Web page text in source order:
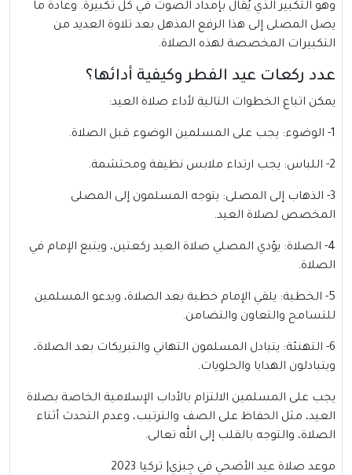
وهو التكبير الذي يُقال بإمداد الصوت في كل تكبيرة. وعادة ما
يصل المصلى إلى هذا الرفع المذهل بعد تلاوة العديد من
التكبيرات المخصصة لهذه الصلاة.
عدد ركعات عيد الفطر وكيفية أدائها؟
يمكن اتباع الخطوات التالية لأداء صلاة العيد:
1- الوضوء: يجب على المسلمين الوضوء قبل الصلاة.
2- اللباس: يجب ارتداء ملابس نظيفة ومحتشمة.
3- الذهاب إلى المصلى: يتوجه المسلمون إلى المصلى
المخصص لصلاة العيد.
4- الصلاة: يؤدي المصلي صلاة العيد ركعتين، ويتبع الإمام في
الصلاة.
5- الخطبة: يلقي الإمام خطبة بعد الصلاة، ويدعو المسلمين
للتسامح والتعاون والتضامن.
6- التهنئة: يتبادل المسلمون التهاني والتبريكات بعد الصلاة،
ويتبادلون الهدايا والحلويات.
يجب على المسلمين الالتزام بالأداب الإسلامية الخاصة بصلاة
العيد، مثل الحفاظ على الصف والترتيب، وعدم التحدث أثناء
الصلاة، والتوجه بالقلب إلى الله تعالى.
موعد صلاة عيد الأضحي في جِبزي| تركيا 2023